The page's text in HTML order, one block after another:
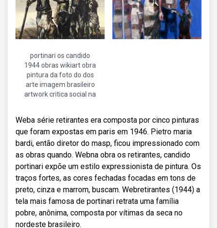
portinari os candido
1944 obras wikiart obra
pintura da foto do dos
arte imagem brasileiro
artwork critica social na
Weba série retirantes era composta por cinco pinturas
que foram expostas em paris em 1946. Pietro maria
bardi, então diretor do masp, ficou impressionado com
as obras quando. Webna obra os retirantes, candido
portinari expõe um estilo expressionista de pintura. Os
traços fortes, as cores fechadas focadas em tons de
preto, cinza e marrom, buscam. Webretirantes (1944) a
tela mais famosa de portinari retrata uma família
pobre, anônima, composta por vítimas da seca no
nordeste brasileiro.